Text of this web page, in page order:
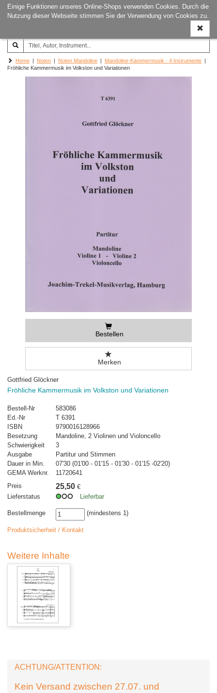
Einige Funktionen unseres Online-Shops verwenden Cookies. Durch die
Nutzung dieser Webseite stimmen Sie der Verwendung von Cookies zu.
ein-/
Joachim‐Trekel‐Musikverlag,
Hamburg
Home | Noten | Noten Mandoline | Mandoline-Kammermusik - 4 Instrumente |
Fröhliche Kammermusik im Volkston und Variationen
Bestellen
Merken
Gottfried Glöckner
Fröhliche Kammermusik im Volkston und Variationen
Bestell-Nr
583086
Ed.-Nr
T 6391
ISBN
9790016128966
Besetzung
Mandoline, 2 Violinen und Violoncello
Schwierigkeit
3
Ausgabe
Partitur und Stimmen
Dauer in Min.
07'30 (01'00 - 01'15 - 01'30 - 01'15 -02'20)
GEMA Werknr.
11720641
Preis
25,50 €
Lieferstatus
Lieferbar
Bestellmenge (mindestens 1)
Produktsicherheit / Kontakt
Weitere Inhalte
ACHTUNG/ATTENTION:
Kein Versand zwischen 27.07. und